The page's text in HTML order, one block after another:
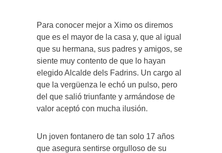
Para conocer mejor a Ximo os diremos
que es el mayor de la casa y, que al igual
que su hermana, sus padres y amigos, se
siente muy contento de que lo hayan
elegido Alcalde dels Fadrins. Un cargo al
que la vergüenza le echó un pulso, pero
del que salió triunfante y armándose de
valor aceptó con mucha ilusión.
Un joven fontanero de tan solo 17 años
que asegura sentirse orgulloso de su